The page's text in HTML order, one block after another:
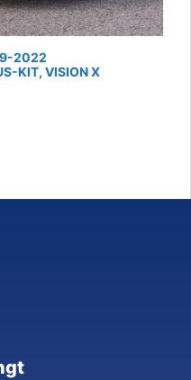
2022
KIT, VISION X